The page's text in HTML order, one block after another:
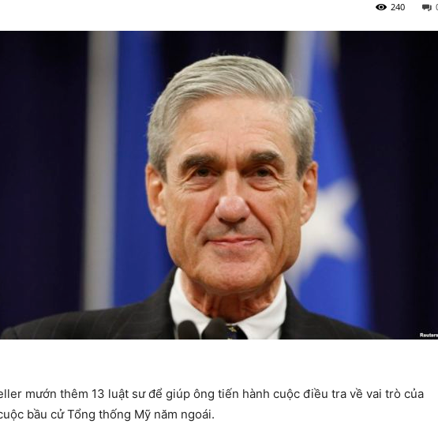
240
mướn thêm 13 luật sư để giúp ông tiến hành cuộc điều tra về vai trò của
bầu cử Tổng thống Mỹ năm ngoái.